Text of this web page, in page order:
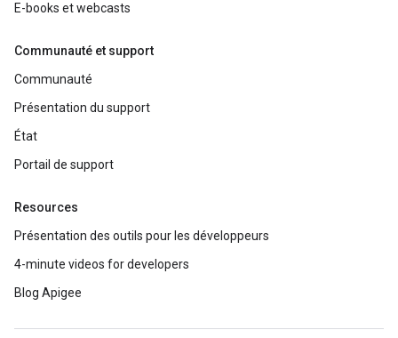
E-books et webcasts
Communauté et support
Communauté
Présentation du support
État
Portail de support
Resources
Présentation des outils pour les développeurs
4-minute videos for developers
Blog Apigee